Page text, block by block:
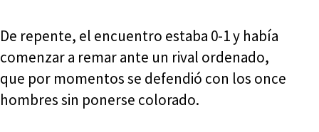
De repente, el encuentro estaba 0-1 y había
comenzar a remar ante un rival ordenado,
que por momentos se defendió con los once
hombres sin ponerse colorado.